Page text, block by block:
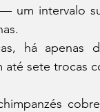
um intervalo
há apenas
até sete trocas